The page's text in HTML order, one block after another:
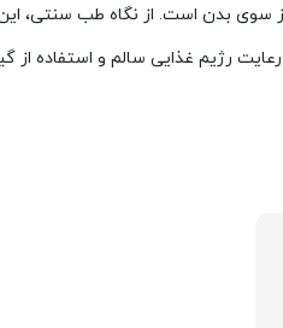
بدن است. از نگاه طب سنتی،
رژیم غذایی سالم و استفاده از